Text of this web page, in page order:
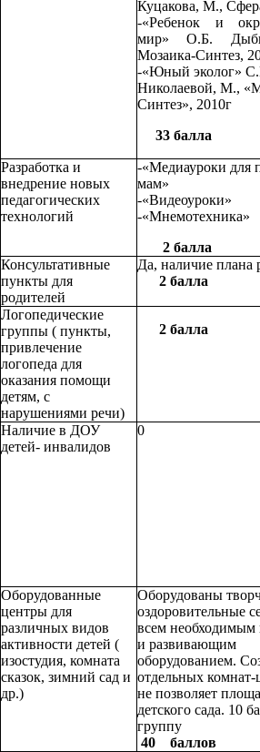
Куцакова, М.,
-«Ребенок и
мир» О.Б.
Мозаика-Синтез,
-«Юный эколог»
Николаевой, М.,
Синтез», 2010г
33 балла
Разработка и
внедрение новых
педагогических
технологий
-«Медиауроки для
мам»
-«Видеоуроки»
-«Мнемотехника»
2 балла
Консультативные
пункты для
родителей
Да, наличие
2 балла
Логопедические
группы ( пункты,
привлечение
логопеда для
оказания помощи
детям, с
нарушениями речи)
2 балла
Наличие в ДОУ
детей- инвалидов
0
Оборудованные
центры для
различных видов
активности детей (
изостудия, комната
сказок, зимний сад и
др.)
Оборудованы
оздоровительные
всем
и развивающим
оборудованием.
отдельных комнат-
не позволяет
детского сада. 10
группу
40 баллов